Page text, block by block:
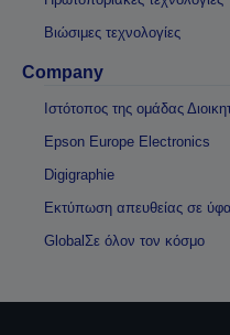
Βιώσιμες τεχνολογίες
Company
Ιστότοπος της ομάδας
Epson Europe Electronics
Digigraphie
Εκτύπωση απευθείας σε
GlobalΣε όλον τον κόσμο